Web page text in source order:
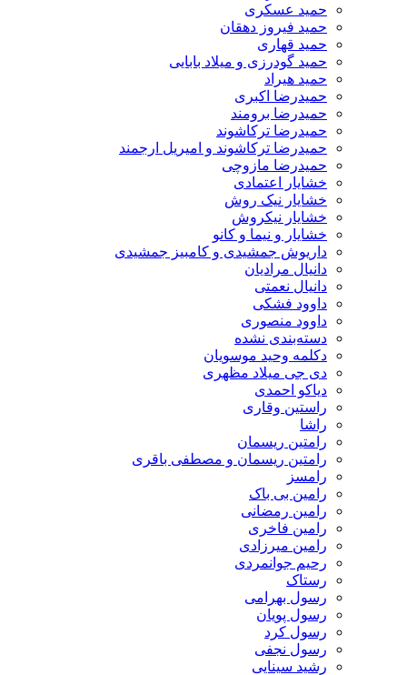
حمید عسکری
حمید فیروز دهقان
حمید قهاری
حمید گودرزی و میلاد بابایی
حمید هیراد
حمیدرضا اکبری
حمیدرضا برومند
حمیدرضا ترکاشوند
حمیدرضا ترکاشوند و امیریل ارجمند
حمیدرضا مازوچی
خشایار اعتمادی
خشایار نیک روش
خشایار نیکروش
خشایار و نیما و کانو
داریوش جمشیدی و کامبیز جمشیدی
دانیال مرادیان
دانیال نعمتی
داوود فشکی
داوود منصوری
دسته‌بندی نشده
دکلمه وحید موسویان
دی جی میلاد مظهری
دیاکو احمدی
راستین وقاری
رامتین ریسمان
رامتین ریسمان و مصطفی باقری
رامسز
رامین بی باک
رامین رمضانی
رامین فاخری
رامین میرزادی
رحیم جوانمردی
رستاک
رسول بهرامی
رسول پویان
رسول کرد
رسول نجفی
رشید سینایی